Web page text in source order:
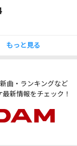
もっと見る
新曲・ランキングなど
最新情報をチェック！